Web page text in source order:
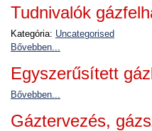
Tudnivalók
Kategória: Uncategorised
Bővebben...
Egyszerűsített
Bővebben...
Gáztervezés,